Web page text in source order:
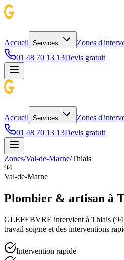
Accueil Services Zones
01 48 70 13 13Devis gratuit
Accueil Services Zones
01 48 70 13 13Devis gratuit
Zones/Val-de-Marne/Thiais
94
Val-de-Marne
Plombier & artisan à
GLEFEBVRE intervient à Thiais (94
travail soigné et des interventions
Intervention rapide